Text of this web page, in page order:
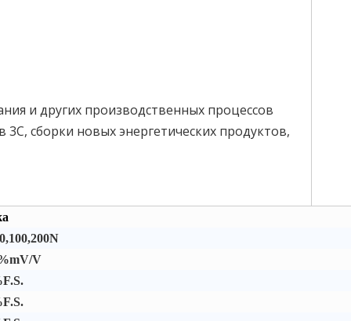
и других производственных процессов
сборки новых энергетических продуктов,
V